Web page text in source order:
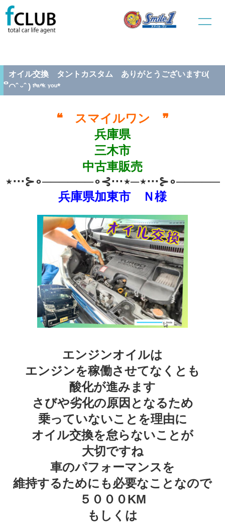
ホーム
オイル交換 タントカスタム ありがとうございますઇ( ິ◠ˆ ᵕˆ ) ᵗᑋᵃᐢᵏ
ᵞᵒᵘ*
オイル交換 タントカスタム ありがとうございますઇ(
ິ◠ˆ ᵕˆ ) ᵗᑋᵃᐢᵏ ᵞᵒᵘ*
❝ スマイルワン ❞
兵庫県
三木市
中古車販売
兵庫県加東市 Ｎ様
エンジンオイルは
エンジンを稼働させてなくとも
酸化が進みます
さびや劣化の原因となるため
乗っていないことを理由に
オイル交換を怠らないことが
大切ですね
車のパフォーマンスを
維持するためにも必要なことなので
５０００KM
もしくは